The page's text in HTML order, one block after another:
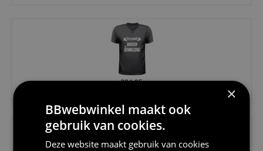
€24,95
×
BBwebwinkel maakt ook
gebruik van cookies.
Deze website maakt gebruik van cookies